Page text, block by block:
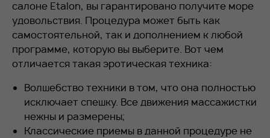
салоне Etalon, вы гарантировано получите море
удовольствия. Процедура может быть как
самостоятельной, так и дополнением к любой
программе, которую вы выберите. Вот чем
отличается такая эротическая техника:
Волшебство техники в том, что она полностью
исключает спешку. Все движения массажистки
нежны и размерены;
Классические приемы в данной процедуре не